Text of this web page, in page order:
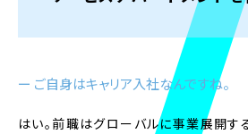
ウィンターインターンシ
NEW
2028年卒・ 新卒採用
2026.3.19
社員インタビューページ
ー ご自身はキャリア入社なんですね。
はい。前職はグローバルに事業展開す